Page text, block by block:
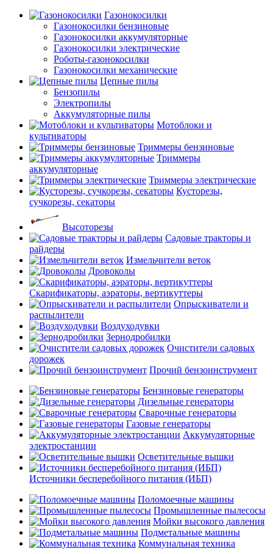
Газонокосилки
Газонокосилки бензиновые
Газонокосилки аккумуляторные
Газонокосилки электрические
Роботы-газонокосилки
Газонокосилки механические
Цепные пилы
Бензопилы
Электропилы
Аккумуляторные пилы
Мотоблоки и
культиваторы
Триммеры бензиновые
Триммеры
аккумуляторные
Триммеры электрические
Кусторезы,
сучкорезы, секаторы
Высоторезы
Садовые тракторы и
райдеры
Измельчители веток
Дровоколы
Скарификаторы, аэраторы, вертикуттеры
Опрыскиватели и
распылители
Воздуходувки
Зернодробилки
Очистители садовых
дорожек
Прочий бензоинструмент
Бензиновые генераторы
Дизельные генераторы
Сварочные генераторы
Газовые генераторы
Аккумуляторные
электростанции
Осветительные вышки
Источники бесперебойного питания (ИБП)
Поломоечные машины
Промышленные пылесосы
Мойки высокого давления
Подметальные машины
Коммунальная техника